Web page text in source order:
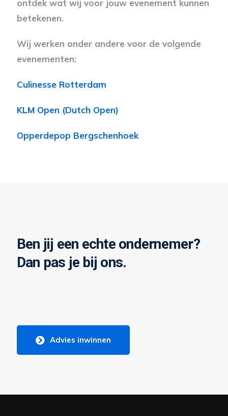
ontdek wat wij voor jouw evenement kunnen
betekenen.
Wij werken onder andere voor de volgende
evenementen:
Culinesse Rotterdam
KLM Open (Dutch Open)
Opperdepop Bergschenhoek
Ben jij een echte ondernemer?
Dan pas je bij ons.
Advies inwinnen